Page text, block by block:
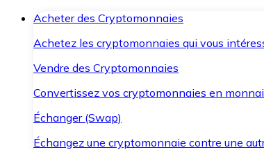
Acheter des Cryptomonnaies
Achetez les cryptomonnaies qui vous
Vendre des Cryptomonnaies
Convertissez vos cryptomonnaies en
Échanger (Swap)
Échangez une cryptomonnaie contre une